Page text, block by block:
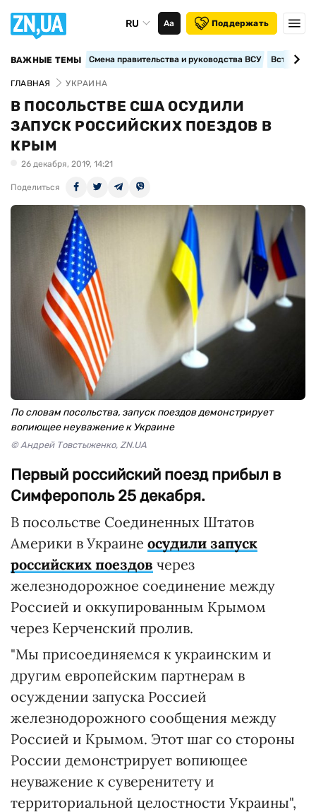
RU Аа Поддержать
ВАЖНЫЕ ТЕМЫ Смена правительства и руководства ВСУ
ГЛАВНАЯ УКРАИНА
В ПОСОЛЬСТВЕ США ОСУДИЛИ
ЗАПУСК РОССИЙСКИХ ПОЕЗДОВ В
КРЫМ
26 декабря, 2019, 14:21
Поделиться
По словам посольства, запуск поездов демонстрирует
вопиющее неуважение к Украине
© Андрей Товстыженко, ZN.UA
Первый российский поезд прибыл в
Симферополь 25 декабря.
В посольстве Соединенных Штатов
Америки в Украине осудили запуск
российских поездов через
железнодорожное соединение между
Россией и оккупированным Крымом
через Керченский пролив.
"Мы присоединяемся к украинским и
другим европейским партнерам в
осуждении запуска Россией
железнодорожного сообщения между
Россией и Крымом. Этот шаг со стороны
России демонстрирует вопиющее
неуважение к суверенитету и
территориальной целостности Украины",